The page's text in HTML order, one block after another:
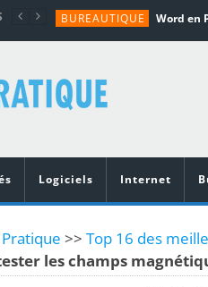
BUREAUTIQUE
TUTORIALS
MATÉRIEL
Logiciels Internet
>> Top 16 des
les champs